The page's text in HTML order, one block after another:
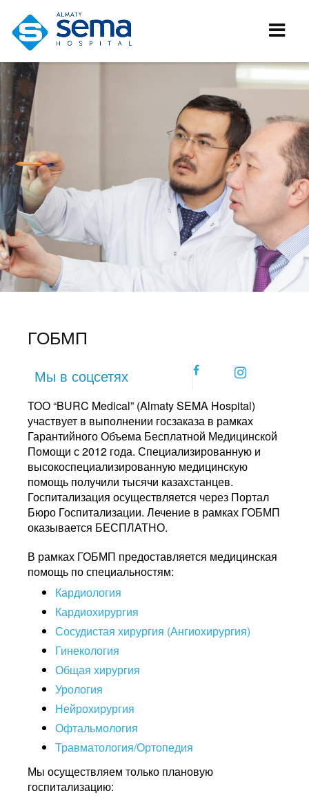
ГОБМП
Мы в соцсетях
facebookinstagram
icon
ТОО “BURC Medical” (Almaty SEMA Hospital)
участвует в выполнении госзаказа в рамках
Гарантийного Объема Бесплатной Медицинской
Помощи с 2012 года. Специализированную и
высокоспециализированную медицинскую
помощь получили тысячи казахстанцев.
Госпитализация осуществляется через Портал
Бюро Госпитализации. Лечение в рамках ГОБМП
оказывается БЕСПЛАТНО.
В рамках ГОБМП предоставляется медицинская
помощь по специальностям:
Кардиология
Кардиохирургия
Сосудистая хирургия (Ангиохирургия)
Гинекология
Общая хирургия
Урология
Нейрохирургия
Офтальмология
Травматология/Ортопедия
Мы осуществляем только плановую
госпитализацию: